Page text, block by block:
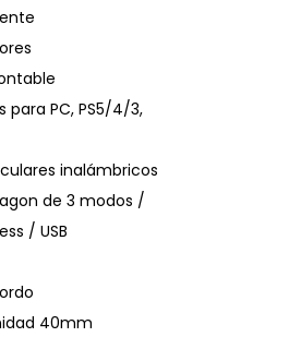
PC, PS5/4/3,
inalámbricos
de 3 modos /
/ USB
40mm